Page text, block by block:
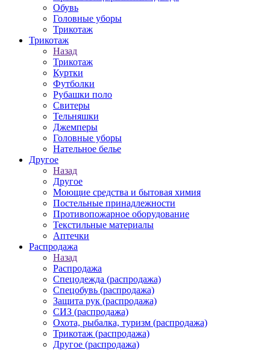
Обувь
Головные уборы
Трикотаж
Трикотаж
Назад
Трикотаж
Куртки
Футболки
Рубашки поло
Свитеры
Тельняшки
Джемперы
Головные уборы
Нательное белье
Другое
Назад
Другое
Моющие средства и бытовая химия
Постельные принадлежности
Противопожарное оборудование
Текстильные материалы
Аптечки
Распродажа
Назад
Распродажа
Спецодежда (распродажа)
Спецобувь (распродажа)
Защита рук (распродажа)
СИЗ (распродажа)
Охота, рыбалка, туризм (распродажа)
Трикотаж (распродажа)
Другое (распродажа)